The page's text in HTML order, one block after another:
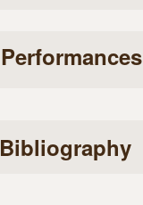
Performances
Bibliography